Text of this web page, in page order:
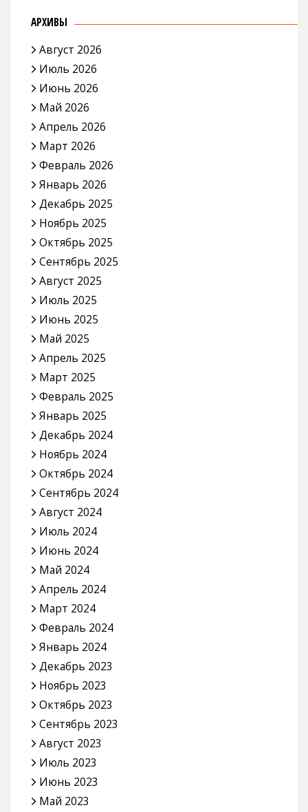
АРХИВЫ
Август 2026
Июль 2026
Июнь 2026
Май 2026
Апрель 2026
Март 2026
Февраль 2026
Январь 2026
Декабрь 2025
Ноябрь 2025
Октябрь 2025
Сентябрь 2025
Август 2025
Июль 2025
Июнь 2025
Май 2025
Апрель 2025
Март 2025
Февраль 2025
Январь 2025
Декабрь 2024
Ноябрь 2024
Октябрь 2024
Сентябрь 2024
Август 2024
Июль 2024
Июнь 2024
Май 2024
Апрель 2024
Март 2024
Февраль 2024
Январь 2024
Декабрь 2023
Ноябрь 2023
Октябрь 2023
Сентябрь 2023
Август 2023
Июль 2023
Июнь 2023
Май 2023